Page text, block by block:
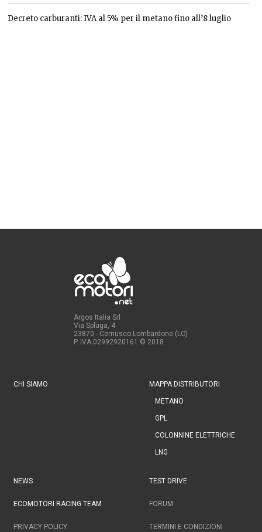
Decreto carburanti: IVA al 5% per il metano fino all’8 luglio
Argos Italia Srl
Via Spluga, 4
23870 - Cernusco Lombardone (LC)
P. IVA 02992920161 © 2018
CHI SIAMO MAPPA DISTRIBUTORI
METANO
GPL
COLONNINE ELETTRICHE
LNG
NEWS TEST DRIVE
ECOMOTORI RACING TEAM FORUM
PRIVACY POLICY TERMINI E CONDIZIONI